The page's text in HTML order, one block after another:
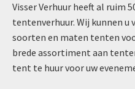
Visser Verhuur heeft al ruim
tentenverhuur. Wij kunnen u
soorten en maten tenten
brede assortiment aan
tent te huur voor uw